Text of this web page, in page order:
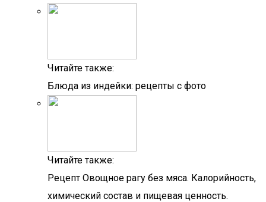
Читайте также:
Блюда из индейки: рецепты с фото
Читайте также:
Рецепт Овощное рагу без мяса. Калорийность,
химический состав и пищевая ценность.